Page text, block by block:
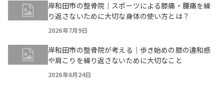
岸和田市の整骨院｜スポーツによる膝痛・腰痛を繰
り返さないために大切な身体の使い方とは？
2026年7月9日
岸和田市の整骨院が考える｜歩き始めの膝の違和感
や肩こりを繰り返さないために大切なこと
2026年6月24日